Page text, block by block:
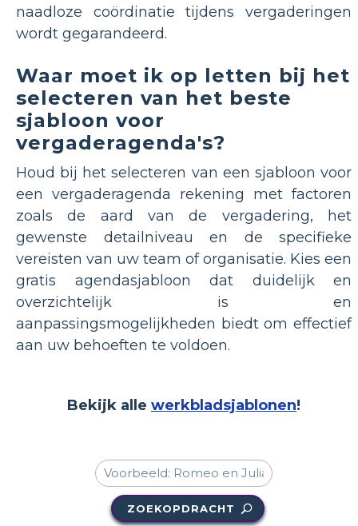
naadloze coördinatie tijdens vergaderingen
wordt gegarandeerd.
Waar moet ik op letten bij het
selecteren van het beste
sjabloon voor
vergaderagenda's?
Houd bij het selecteren van een sjabloon voor
een vergaderagenda rekening met factoren
zoals de aard van de vergadering, het
gewenste detailniveau en de specifieke
vereisten van uw team of organisatie. Kies een
gratis agendasjabloon dat duidelijk en
overzichtelijk is en
aanpassingsmogelijkheden biedt om effectief
aan uw behoeften te voldoen.
Bekijk alle werkbladsjablonen!
ZOEKOPDRACHT